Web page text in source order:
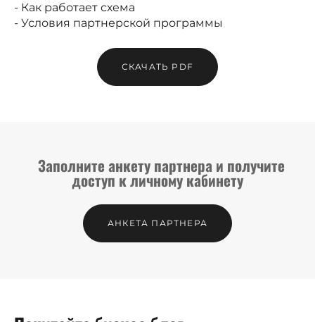
- Как работает схема
- Условия партнерской программы
СКАЧАТЬ PDF
Заполните анкету партнера и получите
доступ к личному кабинету
АНКЕТА ПАРТНЕРА